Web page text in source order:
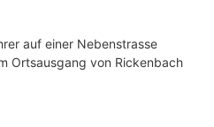
auf einer Nebenstrasse
Ortsausgang von Rickenbach